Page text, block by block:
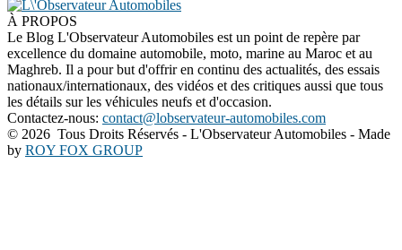
À PROPOS
Le Blog L'Observateur Automobiles est un point de repère par
excellence du domaine automobile, moto, marine au Maroc et au
Maghreb. Il a pour but d'offrir en continu des actualités, des essais
nationaux/internationaux, des vidéos et des critiques aussi que tous
les détails sur les véhicules neufs et d'occasion.
Contactez-nous: contact@lobservateur-automobiles.com
© 2026 Tous Droits Réservés - L'Observateur Automobiles - Made
by ROY FOX GROUP